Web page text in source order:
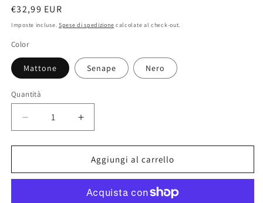
Prezzo
di
€32,99 EUR
Imposte incluse. Spese di spedizione calcolate al check-out.
Color
Mattone Senape Nero
Quantità
Diminuisci
quantità
per
&quot;KATE&quot;
bag
Aumenta
quantità
per
&quot;KATE&quot;
bag
Aggiungi al carrello